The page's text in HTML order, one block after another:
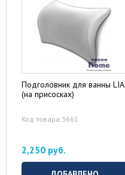
Подголовник для ванны LIA
(на присосках)
Код товара:3661
2,250 руб.